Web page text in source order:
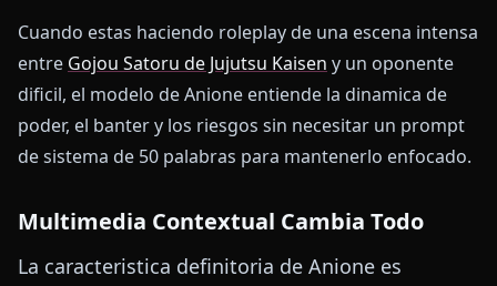
Cuando estas haciendo roleplay de una escena intensa
entre Gojou Satoru de Jujutsu Kaisen y un oponente
dificil, el modelo de Anione entiende la dinamica de
poder, el banter y los riesgos sin necesitar un prompt
de sistema de 50 palabras para mantenerlo enfocado.
Multimedia Contextual Cambia Todo
La caracteristica definitoria de Anione es